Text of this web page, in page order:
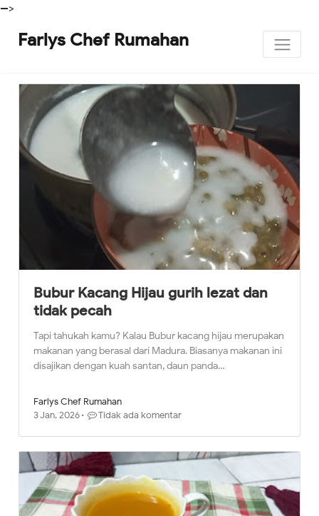
-->
Farlys Chef Rumahan
Bubur Kacang Hijau gurih lezat dan
tidak pecah
Tapi tahukah kamu? Kalau Bubur kacang hijau merupakan
makanan yang berasal dari Madura. Biasanya makanan ini
disajikan dengan kuah santan, daun panda…
Farlys Chef Rumahan
3 Jan, 2026
Tidak ada komentar